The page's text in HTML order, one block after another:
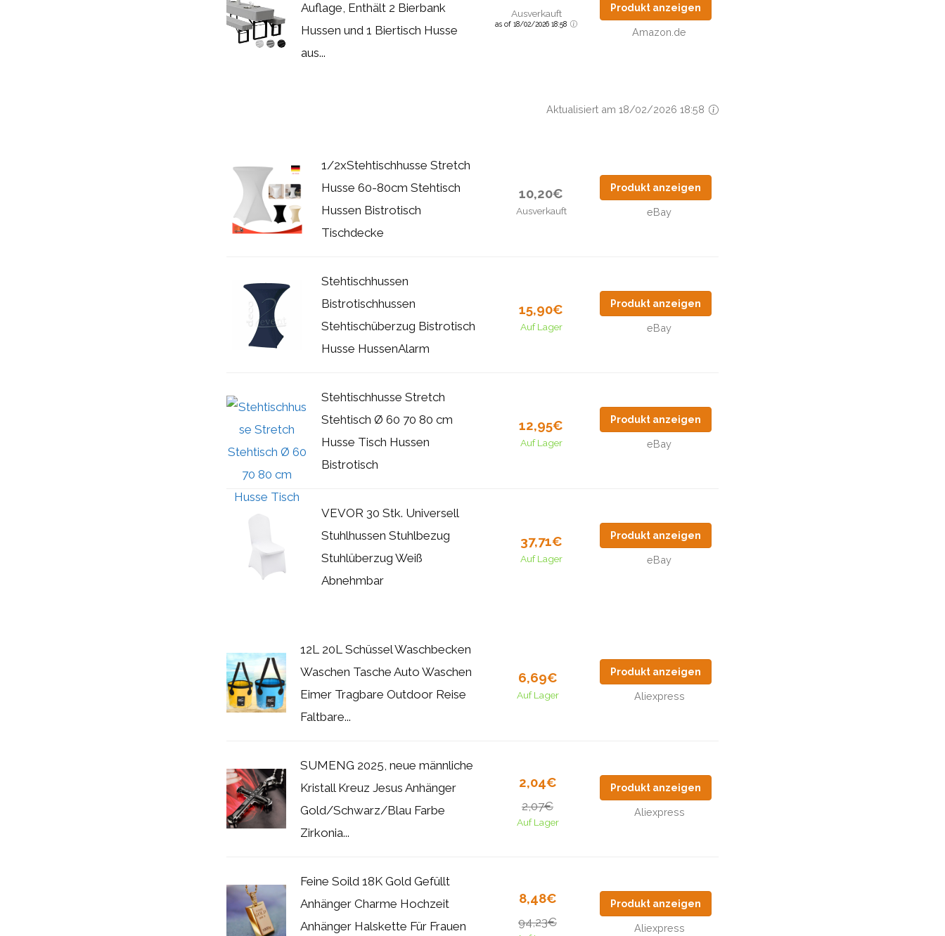
Auflage, Enthält 2 Bierbank
Hussen und 1 Biertisch Husse
aus...
Ausverkauft
as of 18/02/2026 18:58
Produkt anzeigen
Amazon.de
Aktualisiert am 18/02/2026 18:58
1/2xStehtischhusse Stretch
Husse 60-80cm Stehtisch
Hussen Bistrotisch
Tischdecke
10,20€
Ausverkauft
Produkt anzeigen
eBay
Stehtischhussen
Bistrotischhussen
Stehtischüberzug Bistrotisch
Husse HussenAlarm
15,90€
Auf Lager
Produkt anzeigen
eBay
Stehtischhusse Stretch
Stehtisch Ø 60 70 80 cm
Husse Tisch Hussen
Bistrotisch
12,95€
Auf Lager
Produkt anzeigen
eBay
VEVOR 30 Stk. Universell
Stuhlhussen Stuhlbezug
Stuhlüberzug Weiß
Abnehmbar
37,71€
Auf Lager
Produkt anzeigen
eBay
12L 20L Schüssel Waschbecken
Waschen Tasche Auto Waschen
Eimer Tragbare Outdoor Reise
Faltbare...
6,69€
Auf Lager
Produkt anzeigen
Aliexpress
SUMENG 2025, neue männliche
Kristall Kreuz Jesus Anhänger
Gold/Schwarz/Blau Farbe
Zirkonia...
2,04€
2,07€
Auf Lager
Produkt anzeigen
Aliexpress
Feine Soild 18K Gold Gefüllt
Anhänger Charme Hochzeit
Anhänger Halskette Für Frauen
8,48€
94,23€
Produkt anzeigen
Aliexpress